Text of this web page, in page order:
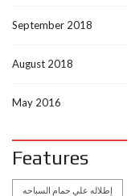
September 2018
August 2018
May 2016
Features
إطلاله علي حمام السباحه